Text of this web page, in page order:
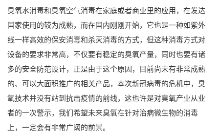
臭氧水消毒和臭氧空气消毒在家庭或者商业里的应用，在发达
国家使用的较为成熟，而在国内刚刚开始，它也是一种如紫外
线一样高效的保安消毒和杀灭消毒的方式，但这种消毒方式对
设备的要求非常高，不仅要有稳定的臭氧产量，同时也要有诸
多的安全防范设计，正是由于这个原因，目前尚未有非常成熟
的、可以大面积推广的相关产品，本次新冠病毒的危机中，臭
氧技术并没有站到抗击疫情的前线，这也许是对臭氧产业从业
者的一次警示，我们希望未来臭氧在针对治病微生物的消毒
上，一定会有非常广阔的前景。